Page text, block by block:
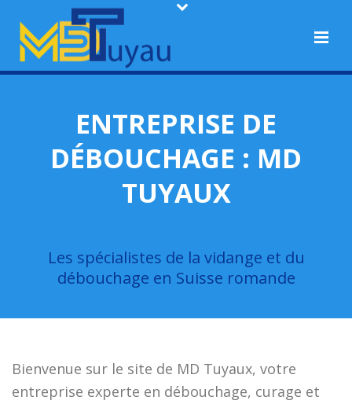
ENTREPRISE DE
DÉBOUCHAGE : MD
TUYAUX
Les spécialistes de la vidange et du
débouchage en Suisse romande
Bienvenue sur le site de MD Tuyaux, votre
entreprise experte en débouchage, curage et